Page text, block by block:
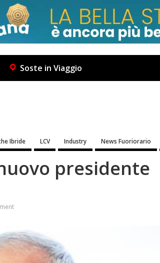
Soste in Viaggio
Ibride LCV Industry News Fuoriorario
presidente